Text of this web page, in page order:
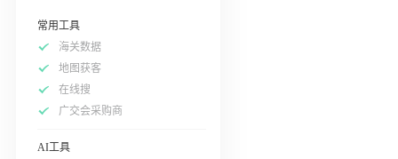
常用工具
海关数据
地图获客
在线搜
广交会采购商
AI工具